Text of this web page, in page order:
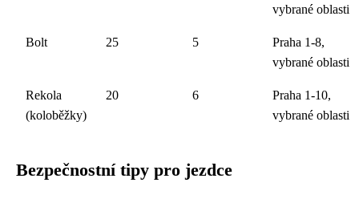
vybrané oblasti
Bolt 25 5
Praha 1-8,
vybrané oblasti
Rekola
(koloběžky)
20 6
Praha 1-10,
vybrané oblasti
Bezpečnostní tipy pro jezdce